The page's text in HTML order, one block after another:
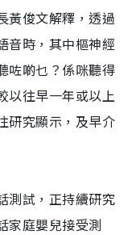
黃俊文解釋，透過
音時，其中樞神經
咗啲乜？係咪聽得
以往早一年或以上
研究顯示，及早介
測試，正持續研究
家庭嬰兒接受測